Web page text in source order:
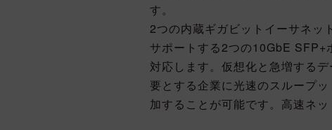
す。
2つの内蔵ギガビットイーサネッ
サポートする2つの10GbE SFP+
対応します。仮想化と急増する
要とする企業に光速のスループ
加することが可能です。高速ネ